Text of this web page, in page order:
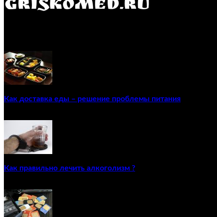
Как доставка еды – решение проблемы питания
Как правильно лечить алкоголизм ?